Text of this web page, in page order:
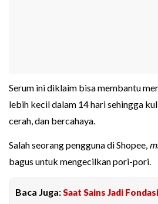
Serum ini diklaim bisa membantu
lebih kecil dalam 14 hari sehingga
cerah, dan bercahaya.
Salah seorang pengguna di Shopee,
bagus untuk mengecilkan pori-pori.
Baca Juga: Saat Sains Jadi